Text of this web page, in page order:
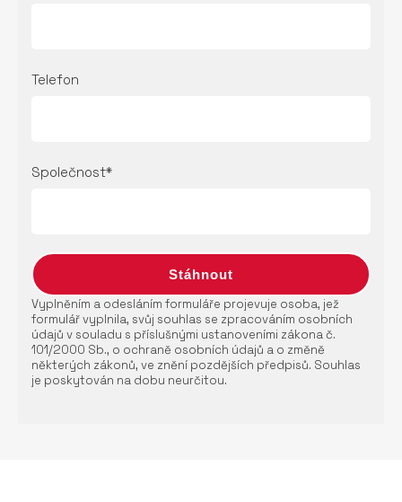
Telefon
Společnost*
Vyplněním a odesláním formuláře projevuje osoba, jež
formulář vyplnila, svůj souhlas se zpracováním osobních
údajů v souladu s příslušnými ustanoveními zákona č.
101/2000 Sb., o ochraně osobních údajů a o změně
některých zákonů, ve znění pozdějších předpisů. Souhlas
je poskytován na dobu neurčitou.